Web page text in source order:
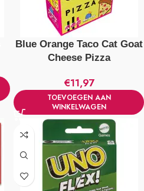
Blue Orange Taco Cat Goat
Cheese Pizza
€11,97
TOEVOEGEN AAN
WINKELWAGEN